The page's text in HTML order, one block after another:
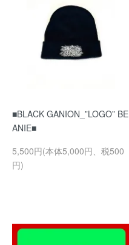
■BLACK GANION_”LOGO” BE
ANIE■
5,500円(本体5,000円、税500
円)